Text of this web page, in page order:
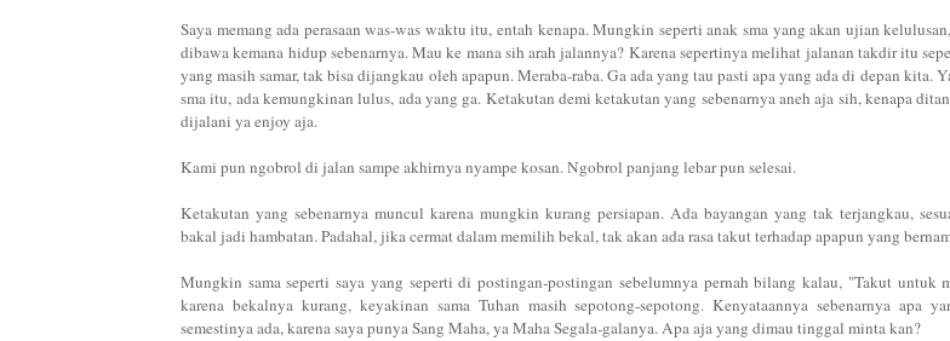
Saya memang ada perasaan was-was waktu itu, entah kenapa. Mungkin seperti anak sma yang akan ujian
dibawa kemana hidup sebenarnya. Mau ke mana sih arah jalannya? Karena sepertinya melihat jalanan takdir itu
yang masih samar, tak bisa dijangkau oleh apapun. Meraba-raba. Ga ada yang tau pasti apa yang ada di depan kita.
sma itu, ada kemungkinan lulus, ada yang ga. Ketakutan demi ketakutan yang sebenarnya aneh aja sih, kenapa
dijalani ya enjoy aja.
Kami pun ngobrol di jalan sampe akhirnya nyampe kosan. Ngobrol panjang lebar pun selesai.
Ketakutan yang sebenarnya muncul karena mungkin kurang persiapan. Ada bayangan yang tak terjangkau,
bakal jadi hambatan. Padahal, jika cermat dalam memilih bekal, tak akan ada rasa takut terhadap apapun yang
Mungkin sama seperti saya yang seperti di postingan-postingan sebelumnya pernah bilang kalau, "Takut untuk
karena bekalnya kurang, keyakinan sama Tuhan masih sepotong-sepotong. Kenyataannya sebenarnya apa
semestinya ada, karena saya punya Sang Maha, ya Maha Segala-galanya. Apa aja yang dimau tinggal minta kan?